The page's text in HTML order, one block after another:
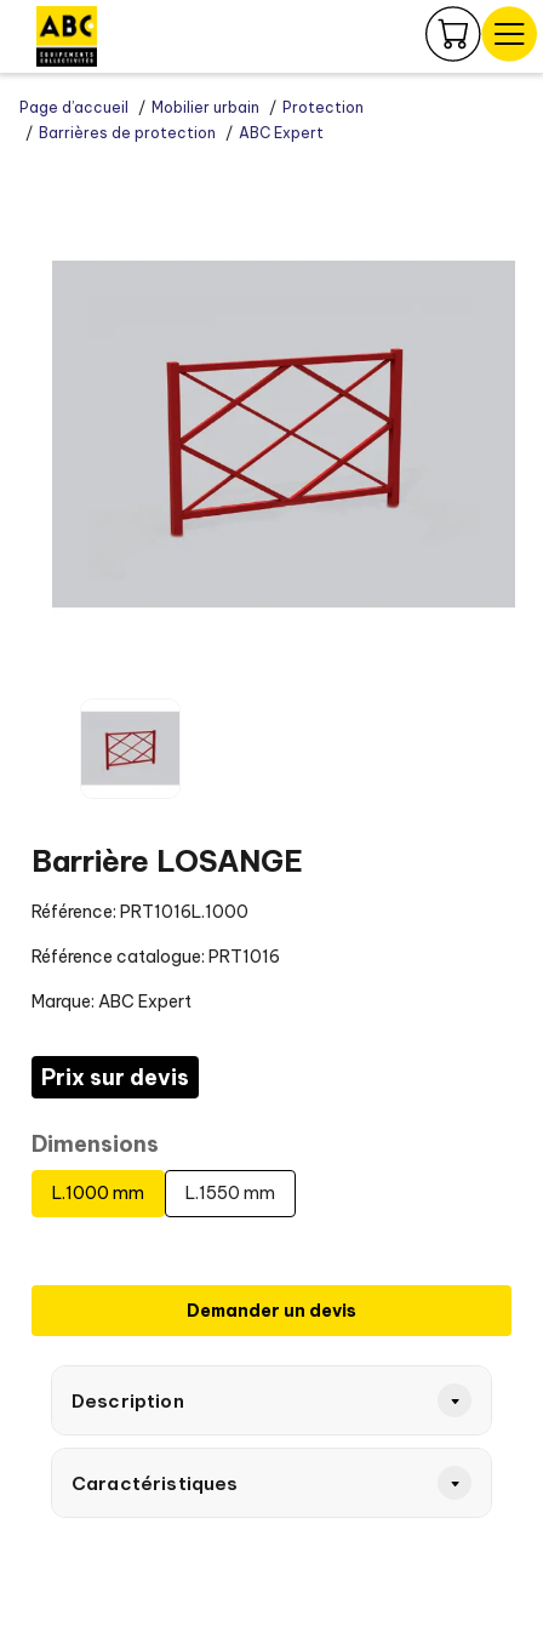
Page d’accueil Mobilier urbain
Protection
Barrières de protection
ABC Expert
Barrière LOSANGE
Référence: PRT1016L.1000
Référence catalogue: PRT1016
Marque: ABC Expert
Prix sur devis
Dimensions
L.1000 mm L.1550 mm
Demander un devis
Description
Caractéristiques
Panneau de gestion des cookies